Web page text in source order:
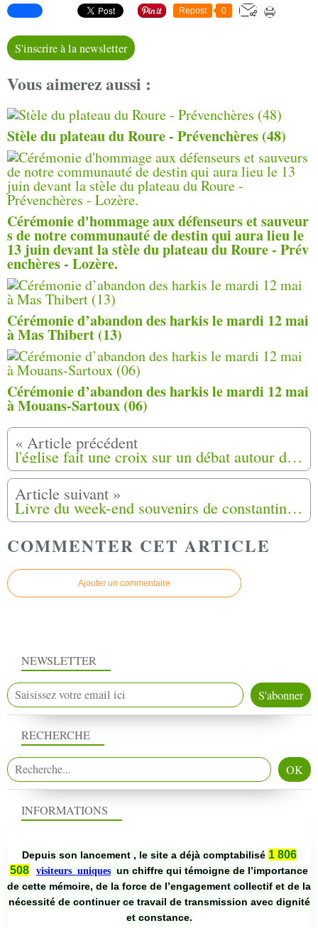
Repost 0
S'inscrire à la newsletter
Vous aimerez aussi :
Stèle du plateau du Roure - Prévenchères (48)
Cérémonie d'hommage aux défenseurs et sauveur
s de notre communauté de destin qui aura lieu le
13 juin devant la stèle du plateau du Roure - Prév
enchères - Lozère.
Cérémonie d’abandon des harkis le mardi 12 mai
à Mas Thibert (13)
Cérémonie d’abandon des harkis le mardi 12 mai
à Mouans-Sartoux (06)
l'église fait une croix sur un débat autour des harkis Pierre Daum ( la Suite )
Livre du week-end souvenirs de constantine ( guy ruffino)
COMMENTER CET ARTICLE
Ajouter un commentaire
NEWSLETTER
RECHERCHE
INFORMATIONS
Depuis son lancement , le site a déjà comptabilisé 1 806
508
visiteurs uniques un chiffre qui témoigne de l’importance
de cette mémoire, de la force de l’engagement collectif et de la
nécessité de continuer ce travail de transmission avec dignité
et constance.